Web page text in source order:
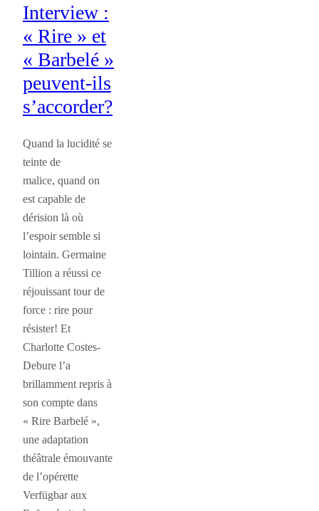
Interview :
« Rire » et
« Barbelé »
peuvent-ils
s’accorder?
Quand la lucidité se
teinte de
malice, quand on
est capable de
dérision là où
l’espoir semble si
lointain. Germaine
Tillion a réussi ce
réjouissant tour de
force : rire pour
résister! Et
Charlotte Costes-
Debure l’a
brillamment repris à
son compte dans
« Rire Barbelé »,
une adaptation
théâtrale émouvante
de l’opérette
Verfügbar aux